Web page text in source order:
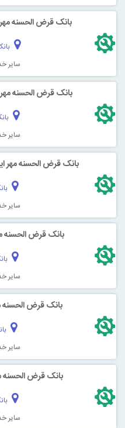
بانک قرض الحسنه
سایر
بانک قرض الحسنه
سایر
بانک قرض الحسنه مهر
سایر
بانک قرض الحسنه
سایر
بانک قرض الحسنه
سایر
بانک قرض الحسنه
سایر